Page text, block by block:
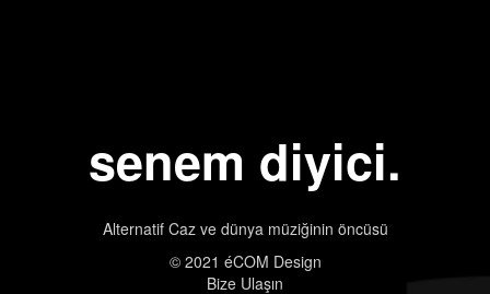
senem diyici.
Alternatif Caz ve dünya müziğinin öncüsü
© 2021 éCOM Design
Bize Ulaşın